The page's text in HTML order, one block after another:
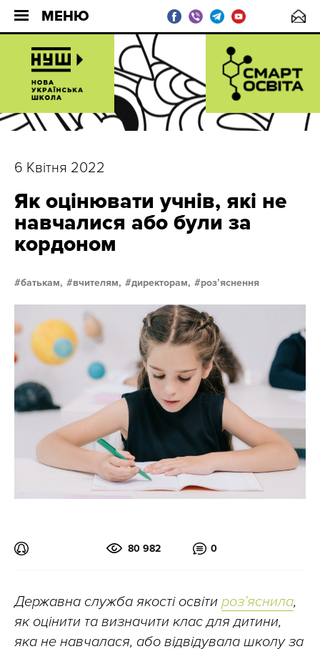
МЕНЮ
6 Квітня 2022
Як оцінювати учнів, які не
навчалися або були за
кордоном
батькам, вчителям, директорам, розʼяснення
80 982 0
Державна служба якості освіти розʼяснила,
як оцінити та визначити клас для дитини,
яка не навчалася, або відвідувала школу за